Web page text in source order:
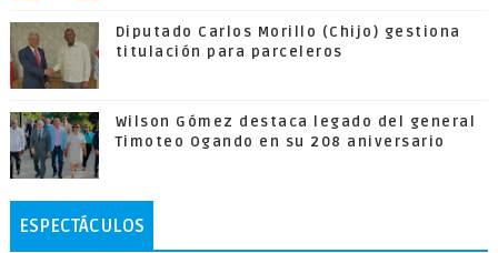
Diputado Carlos Morillo (Chijo) gestiona
titulación para parceleros
Wilson Gómez destaca legado del general
Timoteo Ogando en su 208 aniversario
ESPECTÁCULOS